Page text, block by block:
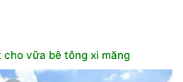
cho vữa bê tông xi măng